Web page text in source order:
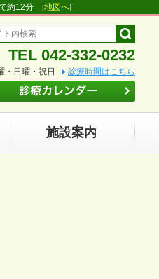
で約12分 [地図へ]
TEL 042-332-0232
日曜・祝日 診療時間はこちら
施設案内